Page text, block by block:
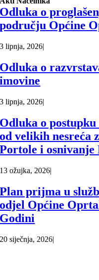
Odluka o
području Općine
3 lipnja, 2026|
Odluka o
imovine
3 lipnja, 2026|
Odluka o
od velikih nesreća
Portole i osnivanje
13 ožujka, 2026|
Plan prijma u
odjel Općine
Godini
20 siječnja, 2026|